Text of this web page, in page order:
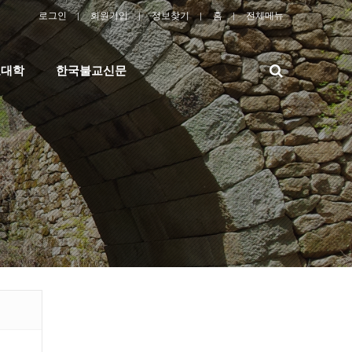
로그인 회원가입 정보찾기 홈 전체메뉴
학 한국불교신문
검
색